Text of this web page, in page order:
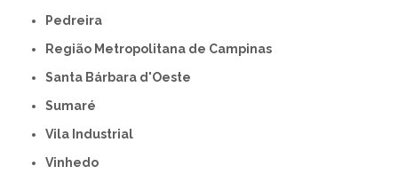
Pedreira
Região Metropolitana de Campinas
Santa Bárbara d'Oeste
Sumaré
Vila Industrial
Vinhedo